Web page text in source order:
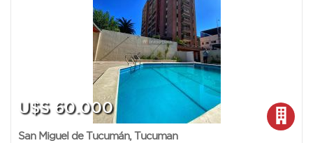
U$S 60.000
San Miguel de Tucumán, Tucuman